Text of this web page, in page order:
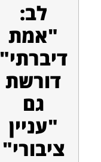
לב:
"אמת
דיברתי"
דורשת
גם
"עניין
ציבורי"